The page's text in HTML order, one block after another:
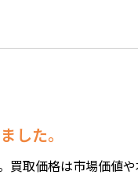
した。
買取価格は市場価値